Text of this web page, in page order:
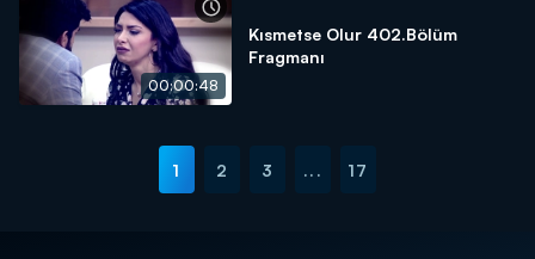
00:00:48
Kısmetse Olur 402.Bölüm
Fragmanı
1 2 3 ... 17